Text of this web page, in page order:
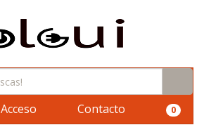
Acceso Contacto 0